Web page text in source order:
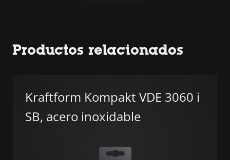
Productos relacionados
Kraftform Kompakt VDE 3060 i
SB, acero inoxidable